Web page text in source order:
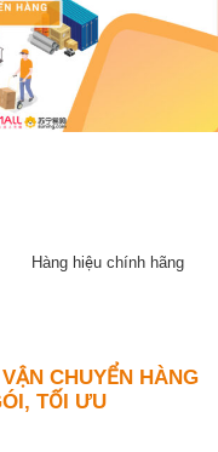
Hàng hiệu chính hãng
CHUYỂN HÀNG
TỐI ƯU